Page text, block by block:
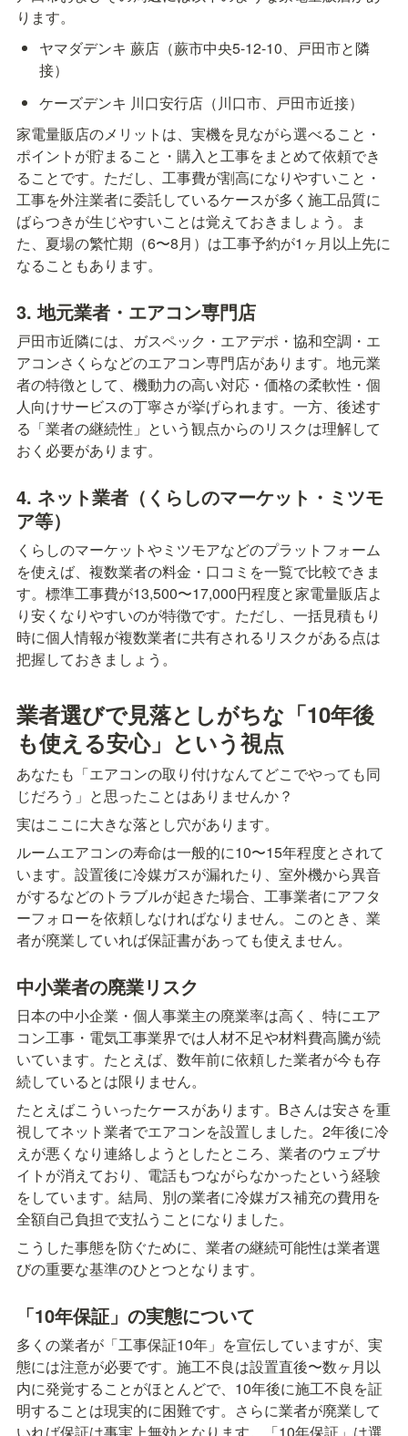
ります。
ヤマダデンキ 蕨店（蕨市中央5-12-10、戸田市と隣
接）
ケーズデンキ 川口安行店（川口市、戸田市近接）
家電量販店のメリットは、実機を見ながら選べること・
ポイントが貯まること・購入と工事をまとめて依頼でき
ることです。ただし、工事費が割高になりやすいこと・
工事を外注業者に委託しているケースが多く施工品質に
ばらつきが生じやすいことは覚えておきましょう。ま
た、夏場の繁忙期（6〜8月）は工事予約が1ヶ月以上先に
なることもあります。
3. 地元業者・エアコン専門店
戸田市近隣には、ガスペック・エアデポ・協和空調・エ
アコンさくらなどのエアコン専門店があります。地元業
者の特徴として、機動力の高い対応・価格の柔軟性・個
人向けサービスの丁寧さが挙げられます。一方、後述す
る「業者の継続性」という観点からのリスクは理解して
おく必要があります。
4. ネット業者（くらしのマーケット・ミツモ
ア等）
くらしのマーケットやミツモアなどのプラットフォーム
を使えば、複数業者の料金・口コミを一覧で比較できま
す。標準工事費が13,500〜17,000円程度と家電量販店よ
り安くなりやすいのが特徴です。ただし、一括見積もり
時に個人情報が複数業者に共有されるリスクがある点は
把握しておきましょう。
業者選びで見落としがちな「10年後
も使える安心」という視点
あなたも「エアコンの取り付けなんてどこでやっても同
じだろう」と思ったことはありませんか？
実はここに大きな落とし穴があります。
ルームエアコンの寿命は一般的に10〜15年程度とされて
います。設置後に冷媒ガスが漏れたり、室外機から異音
がするなどのトラブルが起きた場合、工事業者にアフタ
ーフォローを依頼しなければなりません。このとき、業
者が廃業していれば保証書があっても使えません。
中小業者の廃業リスク
日本の中小企業・個人事業主の廃業率は高く、特にエア
コン工事・電気工事業界では人材不足や材料費高騰が続
いています。たとえば、数年前に依頼した業者が今も存
続しているとは限りません。
たとえばこういったケースがあります。Bさんは安さを重
視してネット業者でエアコンを設置しました。2年後に冷
えが悪くなり連絡しようとしたところ、業者のウェブサ
イトが消えており、電話もつながらなかったという経験
をしています。結局、別の業者に冷媒ガス補充の費用を
全額自己負担で支払うことになりました。
こうした事態を防ぐために、業者の継続可能性は業者選
びの重要な基準のひとつとなります。
「10年保証」の実態について
多くの業者が「工事保証10年」を宣伝していますが、実
態には注意が必要です。施工不良は設置直後〜数ヶ月以
内に発覚することがほとんどで、10年後に施工不良を証
明することは現実的に困難です。さらに業者が廃業して
いれば保証は事実上無効となります。「10年保証」は選